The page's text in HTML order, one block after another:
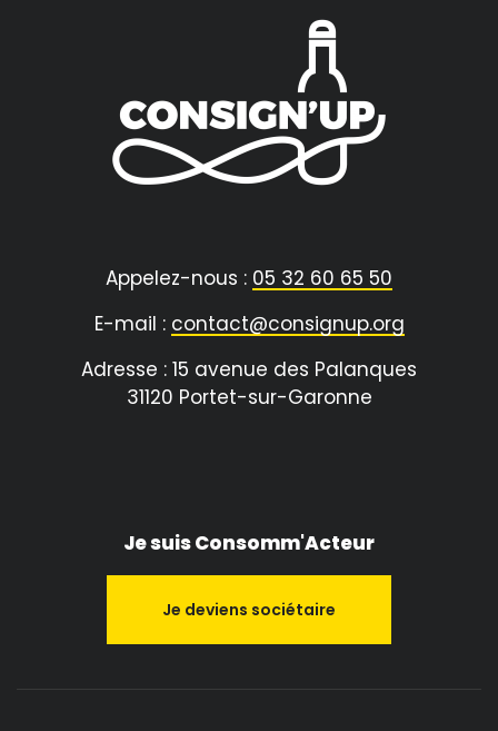
Appelez-nous : 05 32 60 65 50
E-mail : contact@consignup.org
Adresse : 15 avenue des Palanques
31120 Portet-sur-Garonne
Je suis Consomm'Acteur
Je deviens sociétaire